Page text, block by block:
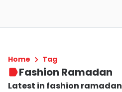
Home Tag
Fashion Ramadan
Latest in fashion ramadan